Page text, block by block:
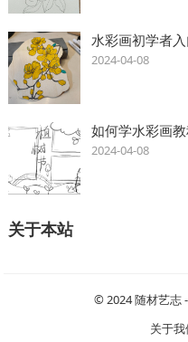
水彩画初学者
2024-04-08
如何学水彩画
2024-04-08
关于本站
© 2024随材艺志-
关于我